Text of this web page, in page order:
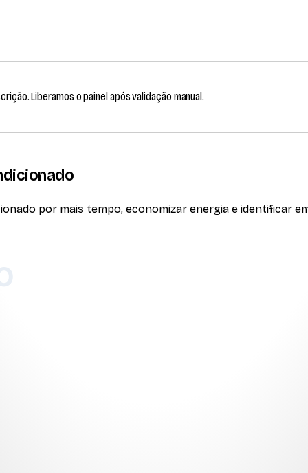
Liberamos o painel após validação manual.
por mais tempo, economizar energia e identificar